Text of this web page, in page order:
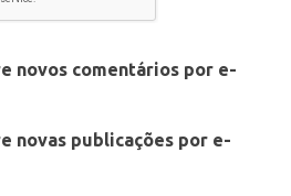
novos comentários por e-
novas publicações por e-